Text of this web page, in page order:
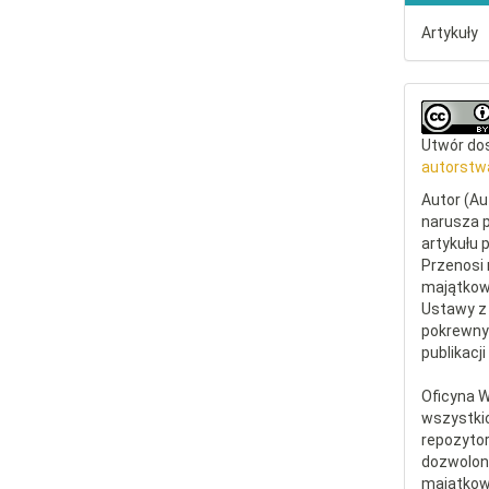
Artykuły
Utwór
Autor
narusza
artykułu
Przenosi
Ustawy z
publikacji
Oficyna